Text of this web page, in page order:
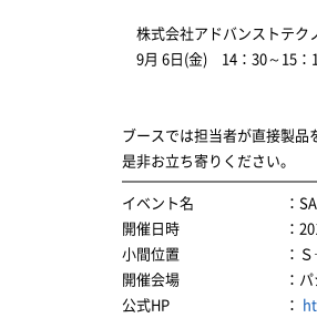
株式会社アドバンストテ
9月 6日(金) 14：30～15
ブースでは担当者が直接製品
是非お立ち寄りください。
イベント名
：
開催日時
：
小間位置
：
開催会場
：
公式HP
：